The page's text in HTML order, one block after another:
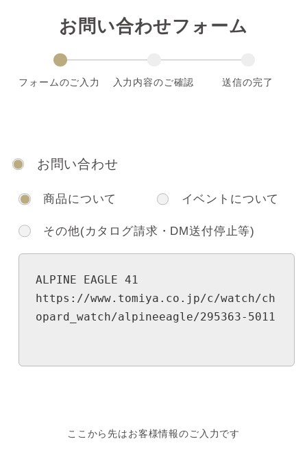
お問い合わせフォーム
フォームのご入力 入力内容のご確認 送信の完了
お問い合わせ
商品について イベントについて
その他(カタログ請求・DM送付停止等)
ここから先はお客様情報のご入力です